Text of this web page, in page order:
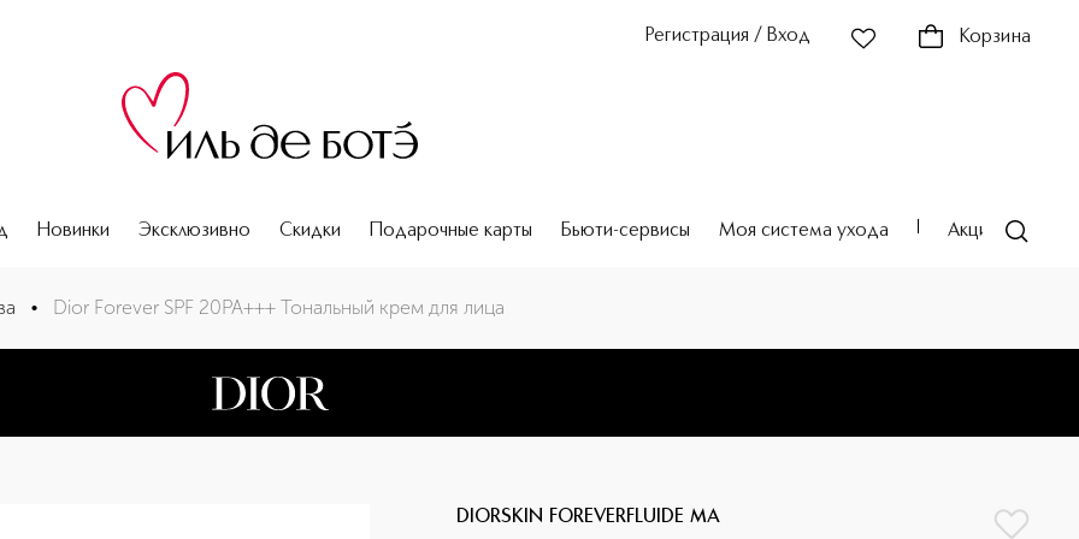
Регистрация / Вход Корзина
Новинки Эксклюзивно Скидки Подарочные карты Бьюти-сервисы Моя система ухода Акции
• Dior Forever SPF 20PA+++ Тональный крем для лица
DIORSKIN FOREVERFLUIDE MA